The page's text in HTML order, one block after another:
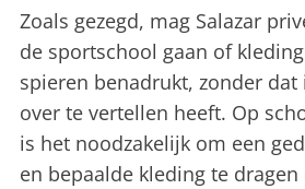
Zoals gezegd, mag Salazar
de sportschool gaan of
spieren benadrukt, zonder
over te vertellen heeft. Op
is het noodzakelijk om een
en bepaalde kleding te